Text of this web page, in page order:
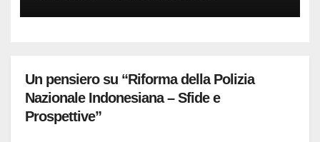
Un pensiero su “Riforma della Polizia
Nazionale Indonesiana – Sfide e
Prospettive”